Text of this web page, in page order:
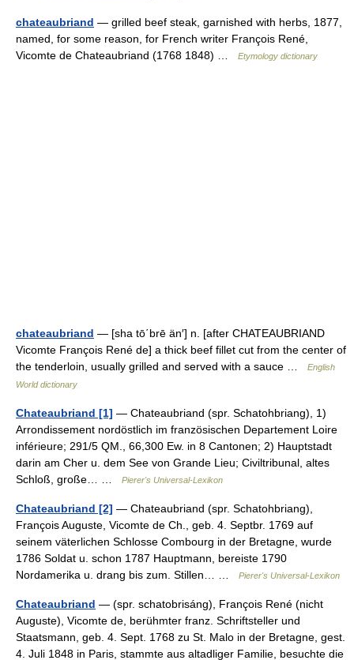
chateaubriand — grilled beef steak, garnished with herbs, 1877,
named, for some reason, for French writer François René,
Vicomte de Chateaubriand (1768 1848) …
Etymology dictionary
chateaubriand — [sha tō΄brē än′] n. [after CHATEAUBRIAND
Vicomte François René de] a thick beef fillet cut from the center of
the tenderloin, usually grilled and served with a sauce …
English
World dictionary
Chateaubriand [1] — Chateaubriand (spr. Schatohbriang), 1)
Arrondissement nordöstlich im französischen Departement Loire
inférieure; 291/5 QM., 66,300 Ew. in 8 Cantonen; 2) Hauptstadt
darin am Cher u. dem See von Grande Lieu; Civiltribunal, altes
Schloß, große… …
Pierer's Universal-Lexikon
Chateaubriand [2] — Chateaubriand (spr. Schatohbriang),
François Auguste, Vicomte de Ch., geb. 4. Septbr. 1769 auf
seinem väterlichen Schlosse Combourg in der Bretagne, wurde
1786 Soldat u. schon 1787 Hauptmann, bereiste 1790
Nordamerika u. drang bis zum. Stillen… …
Pierer's Universal-Lexikon
Chateaubriand — (spr. schatobrisáng), François René (nicht
Auguste), Vicomte de, berühmter franz. Schriftsteller und
Staatsmann, geb. 4. Sept. 1768 zu St. Malo in der Bretagne, gest.
4. Juli 1848 in Paris, stammte aus altadliger Familie, besuchte die